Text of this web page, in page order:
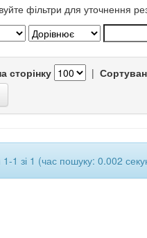
фільтри для уточнення
сторінку |
1-1 зі 1 (час пошуку: 0.002